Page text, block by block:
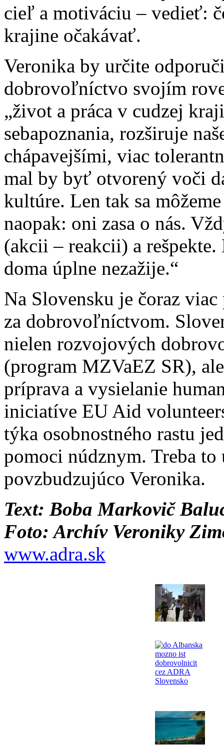
cieľ a motiváciu – vedieť:
krajine očakávať.
Veronika by určite
dobrovoľníctvo svojím
„život a práca v cudzej
sebapoznania, rozširuje
chápavejšími, viac
mal by byť otvorený voči
kultúre. Len tak sa
naopak: oni zasa o nás.
(akcii – reakcii) a
doma úplne nezažije.“
Na Slovensku je čoraz
za dobrovoľníctvom.
nielen rozvojových
(program MZVaEZ SR),
príprava a vysielanie
iniciatíve EU Aid
týka osobnostného rastu
pomoci núdznym. Treba
povzbudzujúco Veronika.
Text: Boba Markovič
Foto: Archív Veroniky
www.adra.sk